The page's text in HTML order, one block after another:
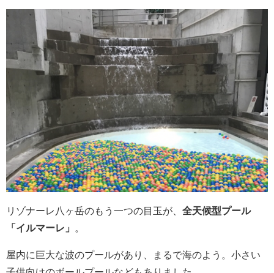
リゾナーレ八ヶ岳のもう一つの目玉が、 全天候型プール
「イルマーレ」
屋内に巨大な波のプールがあり、まるで海のよう。小さい